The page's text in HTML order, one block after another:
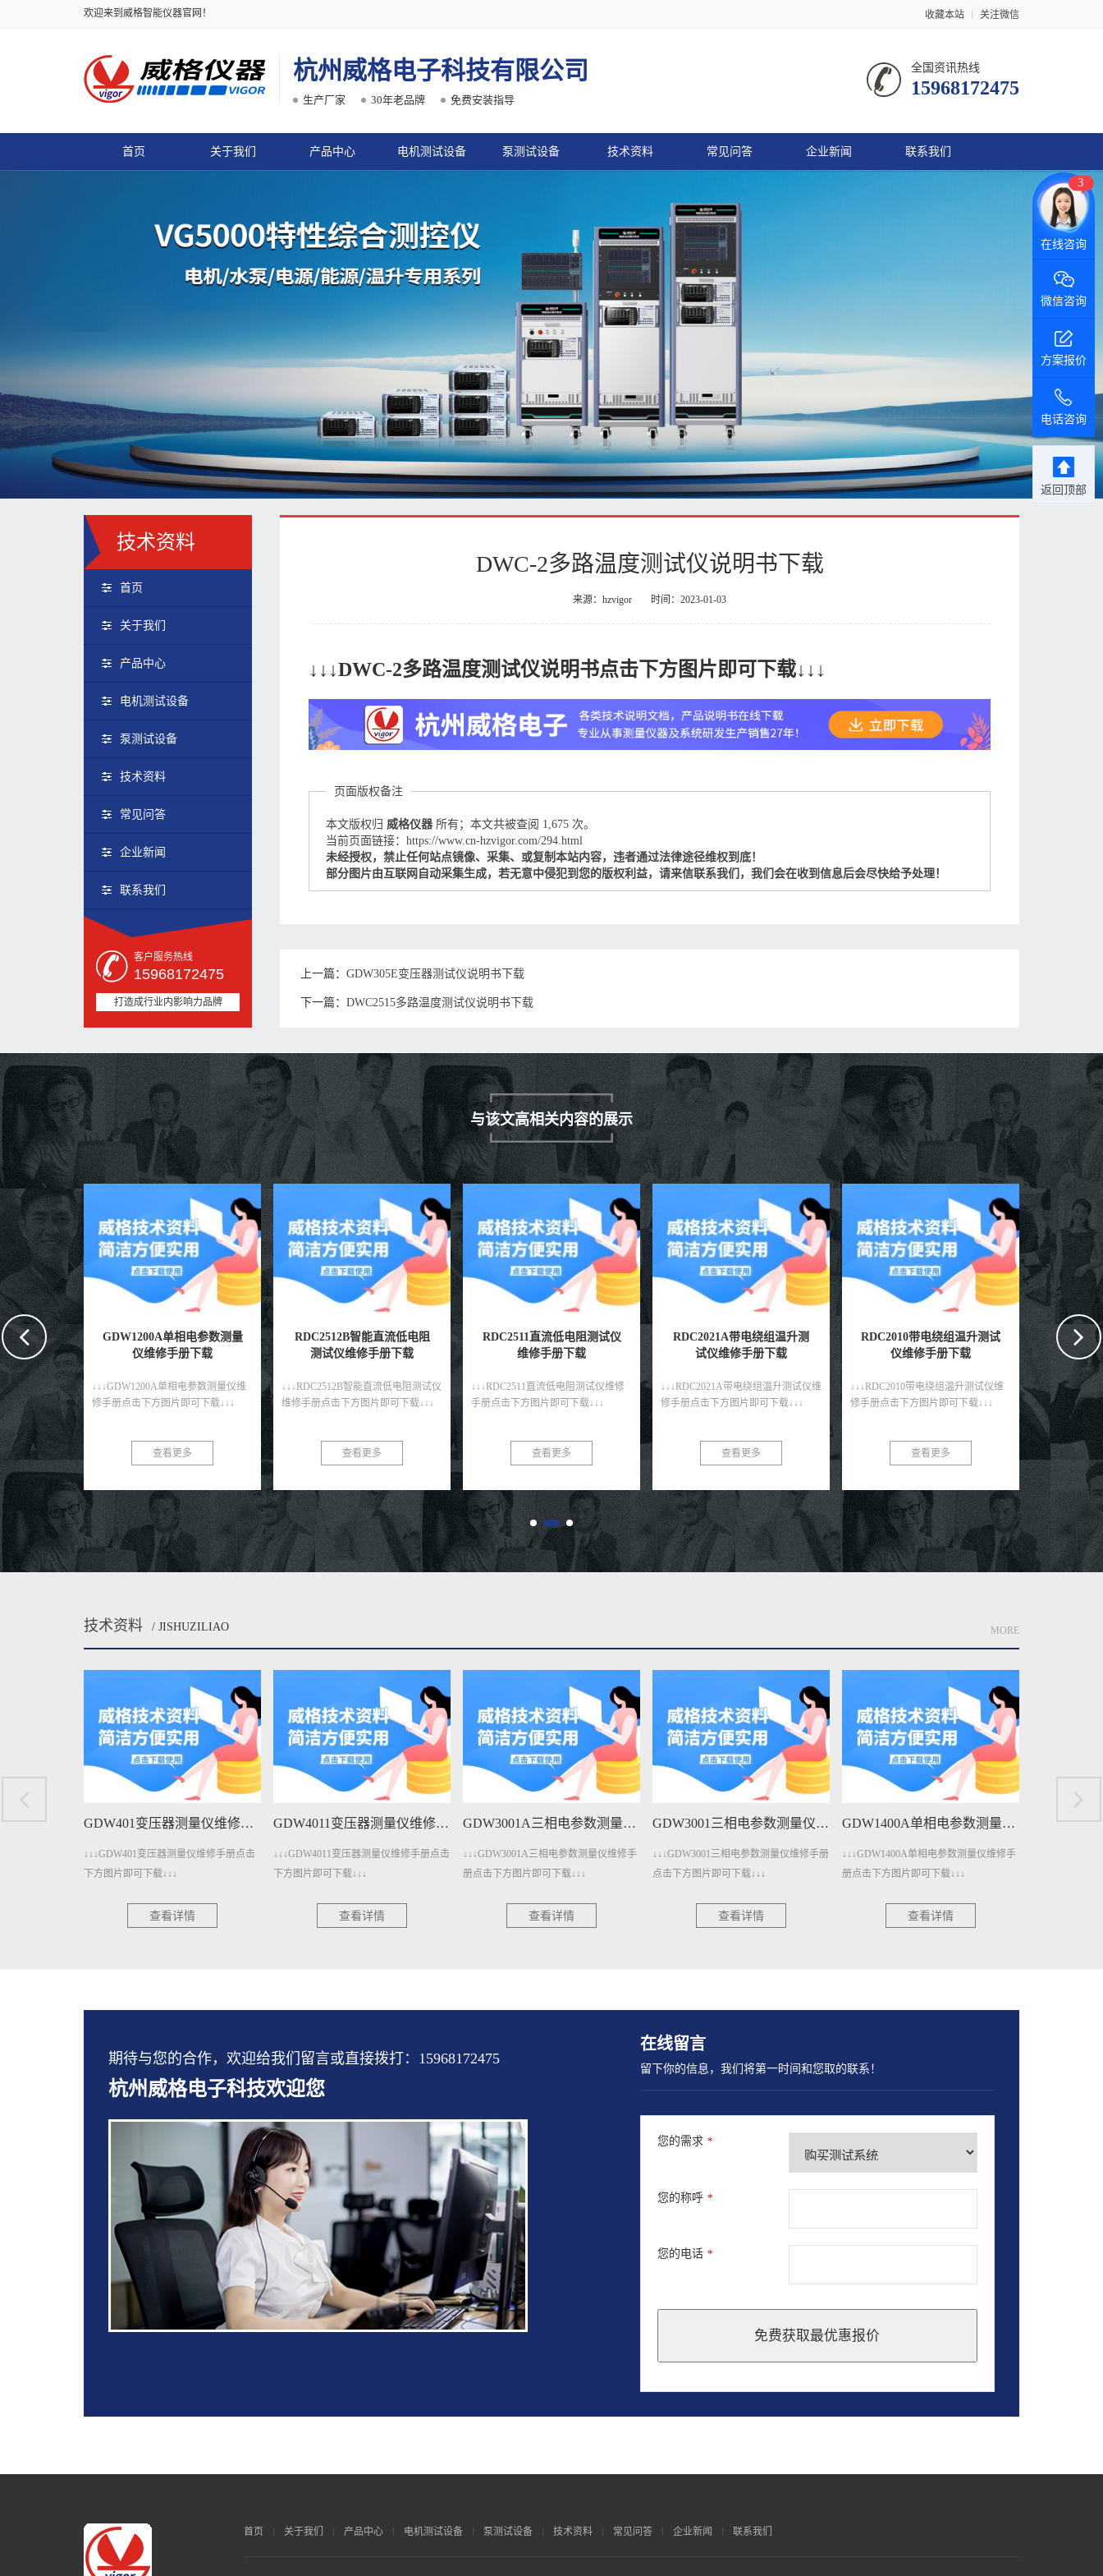
欢迎来到威格智能仪器官网！ 收藏本站 关注微信
杭州威格电子科技有限公司
生产厂家 30年老品牌 免费安装指导
全国资讯热线
15968172475
首页 关于我们 产品中心 电机测试设备 泵测试设备 技术资料 常见问答 企业新闻 联系我们
技术资料
首页
关于我们
产品中心
电机测试设备
泵测试设备
技术资料
常见问答
企业新闻
联系我们
客户服务热线
15968172475
打造成行业内影响力品牌
DWC-2多路温度测试仪说明书下载
来源：hzvigor 时间：2023-01-03
↓↓↓DWC-2多路温度测试仪说明书点击下方图片即可下载↓↓↓
页面版权备注
本文版权归 威格仪器 所有；本文共被查阅 1,675 次。
当前页面链接：https://www.cn-hzvigor.com/294.html
未经授权，禁止任何站点镜像、采集、或复制本站内容，违者通过法律途径维权到底！
部分图片由互联网自动采集生成，若无意中侵犯到您的版权利益，请来信联系我们，我们会在收到信息后会尽快给予处理！
上一篇：GDW305E变压器测试仪说明书下载
下一篇：DWC2515多路温度测试仪说明书下载
与该文高相关内容的展示
参数测量
载
数测量仪维
下载↓↓↓
RDC2512B智能直流低电阻
测试仪维修手册下载
↓↓↓RDC2512B智能直流低电阻测试仪
维修手册点击下方图片即可下载↓↓↓
查看更多
RDC2511直流低电阻测试仪
维修手册下载
↓↓↓RDC2511直流低电阻测试仪维修
手册点击下方图片即可下载↓↓↓
查看更多
RDC2021A带电绕组温升测
试仪维修手册下载
↓↓↓RDC2021A带电绕组温升测试仪维
修手册点击下方图片即可下载↓↓↓
查看更多
RDC2010带电绕组温升测试
仪维修手册下载
↓↓↓RDC2010带电绕组温升测试仪维
修手册点击下方图片即可下载↓↓↓
查看更多
DWC-2515多路温度测试仪
维修手册下载
↓↓↓DWC-2515多路温度测试仪维修手
册点击下方图片即可下载↓↓↓
查看更多
点击下方图片
技术资料 / JISHUZILIAO MORE
GDW4011变压器测量仪维修手册下载
↓↓↓GDW4011变压器测量仪维修手册点击
下方图片即可下载↓↓↓
查看详情
GDW3001A三相电参数测量仪维修手册下载
↓↓↓GDW3001A三相电参数测量仪维修手
册点击下方图片即可下载↓↓↓
查看详情
GDW3001三相电参数测量仪维修手册下载
↓↓↓GDW3001三相电参数测量仪维修手册
点击下方图片即可下载↓↓↓
查看详情
GDW1400A单相电参数测量仪维修手册下载
↓↓↓GDW1400A单相电参数测量仪维修手
册点击下方图片即可下载↓↓↓
查看详情
GDW1400单相电参数测量仪维修手册下载
↓↓↓GDW1400单相电参数测量仪维修手册
点击下方图片即可下载↓↓↓
查看详情
期待与您的合作，欢迎给我们留言或直接拨打：15968172475
杭州威格电子科技欢迎您
在线留言
留下你的信息，我们将第一时间和您取的联系！
您的需求 *
您的称呼 *
您的电话 *
免费获取最优惠报价
should
首页 关于我们 产品中心 电机测试设备 泵测试设备 技术资料 常见问答 企业新闻 联系我们
3
在线咨询
微信咨询
方案报价
电话咨询
返回顶部